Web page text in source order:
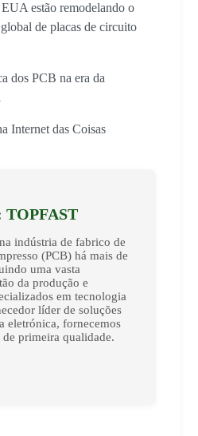
estão remodelando o
de placas de circuito
dos PCB na era da
Internet das Coisas
TOPFAST
indústria de fabrico de
(PCB) há mais de
uma vasta
da produção e
em tecnologia
líder de soluções
eletrónica, fornecemos
primeira qualidade.